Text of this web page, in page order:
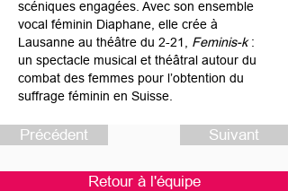
scéniques engagées. Avec son ensemble
vocal féminin Diaphane, elle crée à
Lausanne au théâtre du 2-21, Feminis-k:
un spectacle musical et théâtral autour du
combat des femmes pour l’obtention du
suffrage féminin en Suisse.
Précédent Suivant
Retour à l'équipe